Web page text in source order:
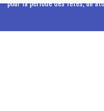
pour la période des fêtes, un